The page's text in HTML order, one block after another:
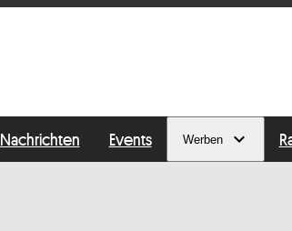
Nachrichten Events Werben